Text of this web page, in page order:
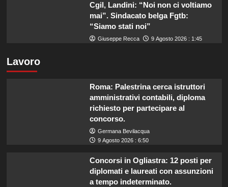
Cgil, Landini: “Noi non ci voltiamo
mai”. Sindacato belga Fgtb:
“Siamo stati noi”
Giuseppe Recca 9 Agosto 2026 : 1:45
Lavoro
Roma: Palestrina cerca istruttori
amministrativi contabili, diploma
richiesto per partecipare al
concorso.
Germana Bevilacqua
9 Agosto 2026 : 6:50
Concorsi in Ogliastra: 12 posti per
diplomati e laureati con assunzioni
a tempo indeterminato.